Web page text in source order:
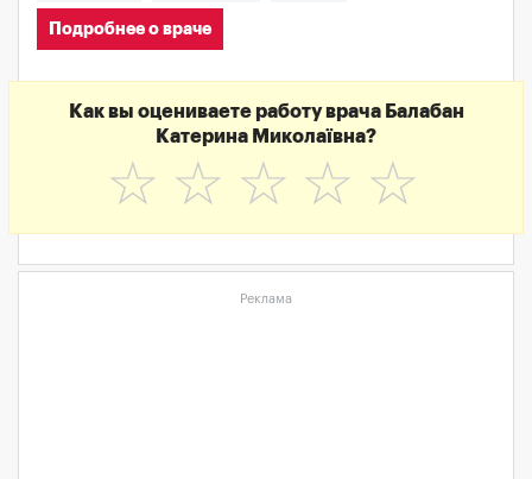
Подробнее о враче
Как вы оцениваете работу врача Балабан
Катерина Миколаївна?
☆
☆
☆
☆
☆
Реклама